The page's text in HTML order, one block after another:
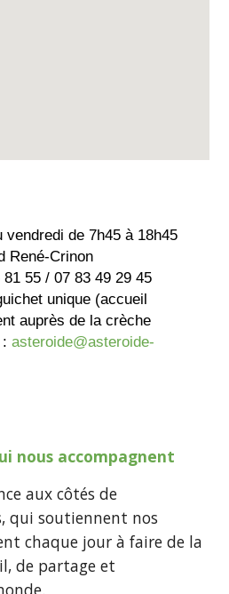
vendredi de 7h45 à 18h45
René-Crinon
81 55 / 07 83 49 29 45
unique (accueil
auprès de la crèche
:asteroide@asteroide-
nous accompagnent
aux côtés de
qui soutiennent nos
chaque jour à faire de la
de partage et